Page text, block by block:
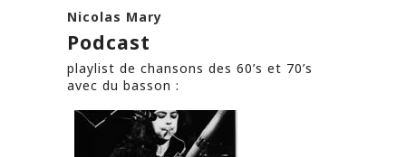
Nicolas Mary
Podcast
playlist de chansons des 60’s et 70’s
avec du basson :